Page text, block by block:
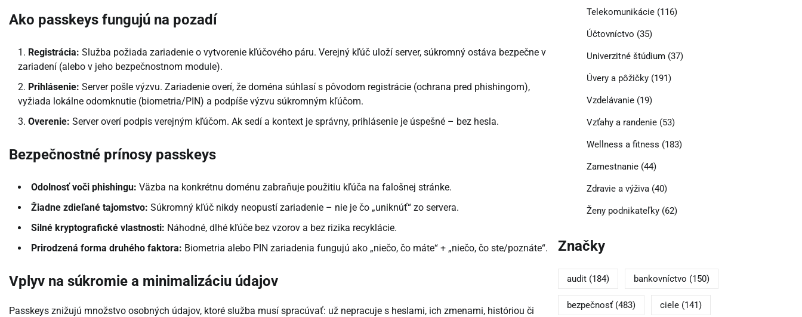
Ako passkeys fungujú na pozadí
Registrácia: Služba požiada zariadenie o vytvorenie kľúčového páru. Verejný kľúč uloží server, súkromný ostáva bezpečne v
zariadení (alebo v jeho bezpečnostnom module).
Prihlásenie: Server pošle výzvu. Zariadenie overí, že doména súhlasí s pôvodom registrácie (ochrana pred phishingom),
vyžiada lokálne odomknutie (biometria/PIN) a podpíše výzvu súkromným kľúčom.
Overenie: Server overí podpis verejným kľúčom. Ak sedí a kontext je správny, prihlásenie je úspešné – bez hesla.
Bezpečnostné prínosy passkeys
Odolnosť voči phishingu: Väzba na konkrétnu doménu zabraňuje použitiu kľúča na falošnej stránke.
Žiadne zdieľané tajomstvo: Súkromný kľúč nikdy neopustí zariadenie – nie je čo „uniknúť“ zo servera.
Silné kryptografické vlastnosti: Náhodné, dlhé kľúče bez vzorov a bez rizika recyklácie.
Prirodzená forma druhého faktora: Biometria alebo PIN zariadenia fungujú ako „niečo, čo máte“ + „niečo, čo ste/poznáte“.
Vplyv na súkromie a minimalizáciu údajov
Passkeys znižujú množstvo osobných údajov, ktoré služba musí spracúvať: už nepracuje s heslami, ich zmenami, históriou či
Telekomunikácie(116)
Účtovníctvo (35)
Univerzitné štúdium(37)
Úvery a pôžičky(191)
Vzdelávanie(19)
Vzťahy a randenie(53)
Wellness a fitness (183)
Zamestnanie(44)
Zdravie a výživa(40)
Ženy podnikateľky(62)
Značky
audit(184) bankovníctvo (150)
bezpečnosť(483) ciele(141)